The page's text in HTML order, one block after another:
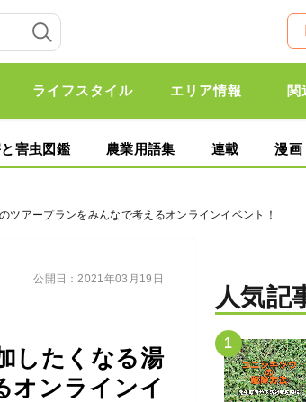
ライフスタイル エリア情報 関
害虫図鑑 農業用語集 連載 漫画
アープランをみんなで考えるオンラインイベント！
したくなる湯
オンラインイ
公開日：2021年03月19日
人気記